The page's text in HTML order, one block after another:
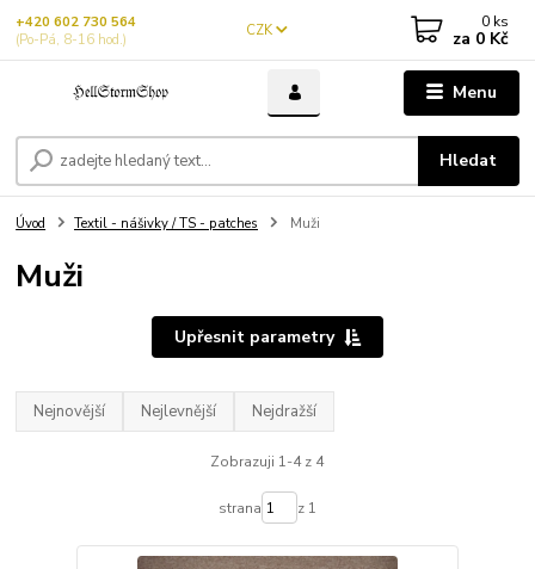
Menu
CZK
Hledat
+420 602 730 564
(Po-Pá, 8-16 hod.)
0 ks
za 0 Kč
Úvod Textil - nášivky / TS - patches Muži
Muži
Upřesnit parametry
Nejnovější Nejlevnější Nejdražší
Zobrazuji 1-4 z 4
strana z 1